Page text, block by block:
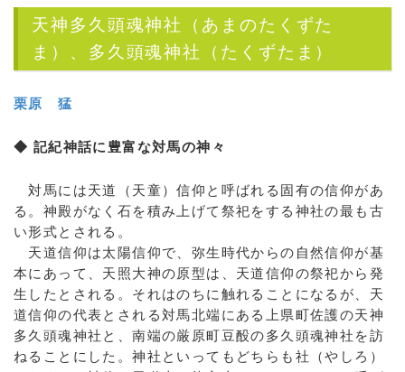
天神多久頭魂神社（あまのたくずた
ま）、多久頭魂神社（たくずたま）
栗原 猛
◆ 記紀神話に豊富な対馬の神々
対馬には天道（天童）信仰と呼ばれる固有の信仰があ
る。神殿がなく石を積み上げて祭祀をする神社の最も古
い形式とされる。
天道信仰は太陽信仰で、弥生時代からの自然信仰が基
本にあって、天照大神の原型は、天道信仰の祭祀から発
生したとされる。それはのちに触れることになるが、天
道信仰の代表とされる対馬北端にある上県町佐護の天神
多久頭魂神社と、南端の厳原町豆酘の多久頭魂神社を訪
ねることにした。神社といってもどちらも社（やしろ）